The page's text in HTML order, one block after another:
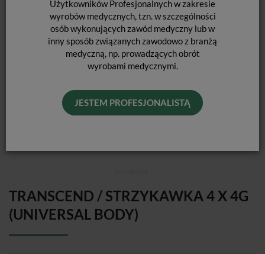
Użytkowników Profesjonalnych w zakresie
wyrobów medycznych, tzn. w szczególności
osób wykonujących zawód medyczny lub w
inny sposób związanych zawodowo z branżą
medyczną, np. prowadzących obrót
wyrobami medycznymi.
JESTEM PROFESJONALISTĄ
TRANSCEND / STRZYKAWKA 4 X 4G
(UNIVERSAL BODY)